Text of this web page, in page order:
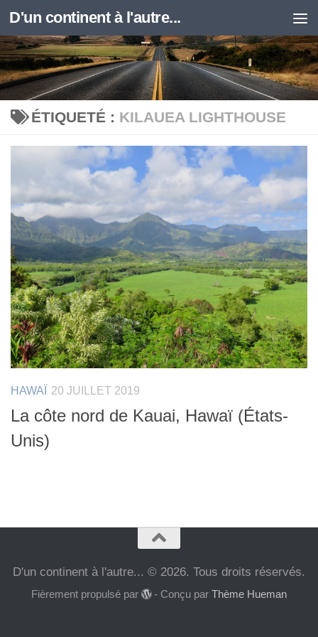
Skip to content
D'un continent à l'autre...
ÉTIQUETÉ : KILAUEA LIGHTHOUSE
HAWAÏ 20 JUILLET 2019
La côte nord de Kauai, Hawaï (États-
Unis)
D'un continent à l'autre... © 2026. Tous droits réservés.
Fièrement propulsé par - Conçu parThème Hueman